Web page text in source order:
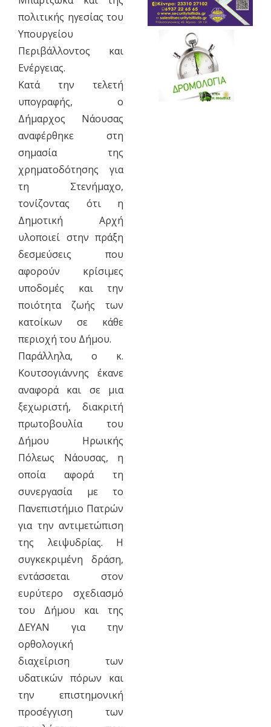
πολιτικής ηγεσίας του
Υπουργείου
Περιβάλλοντος και
Ενέργειας.
Κατά την τελετή
υπογραφής, ο
Δήμαρχος Νάουσας
αναφέρθηκε στη
σημασία της
χρηματοδότησης για
τη Στενήμαχο,
τονίζοντας ότι η
Δημοτική Αρχή
υλοποιεί στην πράξη
δεσμεύσεις που
αφορούν κρίσιμες
υποδομές και την
ποιότητα ζωής των
κατοίκων σε κάθε
περιοχή του Δήμου.
Παράλληλα, ο κ.
Κουτσογιάννης έκανε
αναφορά και σε μια
ξεχωριστή, διακριτή
πρωτοβουλία του
Δήμου Ηρωικής
Πόλεως Νάουσας, η
οποία αφορά τη
συνεργασία με το
Πανεπιστήμιο Πατρών
για την αντιμετώπιση
της λειψυδρίας. Η
συγκεκριμένη δράση,
εντάσσεται στον
ευρύτερο σχεδιασμό
του Δήμου και της
ΔΕΥΑΝ για την
ορθολογική
διαχείριση των
υδατικών πόρων και
την επιστημονική
προσέγγιση των